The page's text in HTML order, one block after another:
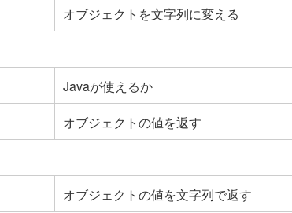
オブジェクトを文字列に変える
Javaが使えるか
オブジェクトの値を返す
オブジェクトの値を文字列で返す